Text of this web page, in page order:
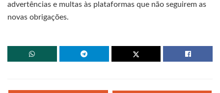
advertências e multas às plataformas que não seguirem as
novas obrigações.